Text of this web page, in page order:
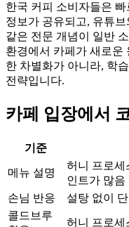
한국 커피 소비자들은 빠
정보가 공유되고, 유튜
같은 전문 개념이 일반
환경에서 카페가 새로운
한 차별화가 아니라, 학
전략입니다.
카페 입장에서
기준
메뉴 설명
허니 프로
인트가 많음
손님 반응
설탕 없이
콜드브루
허니 프로세